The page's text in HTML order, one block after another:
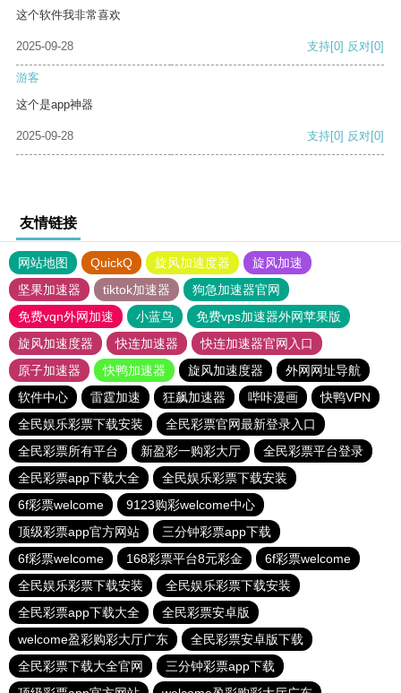
这个软件我非常喜欢
2025-09-28 支持[0] 反对[0]
游客
这个是app神器
2025-09-28 支持[0] 反对[0]
友情链接
网站地图 QuickQ 旋风加速度器
旋风加速
坚果加速器
tiktok加速器
狗急加速器官网
免费vqn外网加速
小蓝鸟
免费vps加速器外网苹果版
旋风加速度器
快连加速器
快连加速器官网入口
原子加速器
快鸭加速器 旋风加速度器
外网网址导航
软件中心
雷霆加速 狂飙加速器 哔咔漫画
快鸭VPN
全民娱乐彩票下载安装
全民彩票官网最新登录入口
全民彩票所有平台
新盈彩一购彩大厅
全民彩票平台登录
全民彩票app下载大全
全民娱乐彩票下载安装
6f彩票welcome
9123购彩welcome中心
顶级彩票app官方网站
三分钟彩票app下载
6f彩票welcome
168彩票平台8元彩金
6f彩票welcome
全民娱乐彩票下载安装
全民娱乐彩票下载安装
全民彩票app下载大全
全民彩票安卓版
welcome盈彩购彩大厅广东
全民彩票安卓版下载
全民彩票下载大全官网
三分钟彩票app下载